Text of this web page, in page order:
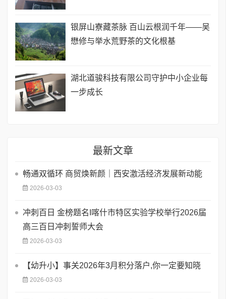
银屏山寮藏茶脉 百山云根润千年——吴
懋修与举水荒野茶的文化根基
湖北道骏科技有限公司守护中小企业每
一步成长
最新文章
畅通双循环 商贸焕新颜｜西安激活经济发展新动能
2026-03-03
​冲刺百日 金榜题名I喀什市特区实验学校举行2026届
高三百日冲刺誓师大会
2026-03-03
【幼升小】事关2026年3月积分落户,你一定要知晓
2026-03-03